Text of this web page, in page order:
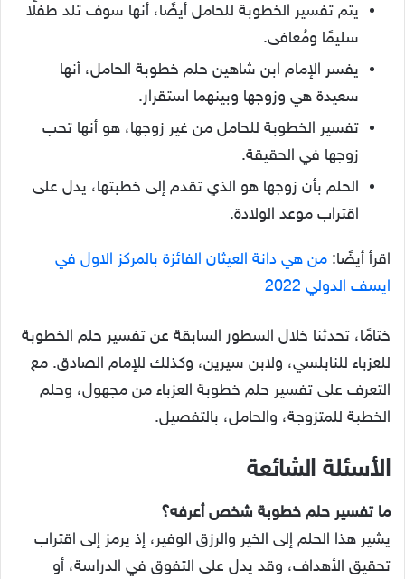
يتم تفسير الخطوبة للحامل أيضًا، أنها سوف تلد طفلًا
سليمًا ومُعافى.
يفسر الإمام ابن شاهين حلم خطوبة الحامل، أنها
سعيدة هي وزوجها وبينهما استقرار.
تفسير الخطوبة للحامل من غير زوجها، هو أنها تحب
زوجها في الحقيقة.
الحلم بأن زوجها هو الذي تقدم إلى خطبتها، يدل على
اقتراب موعد الولادة.
اقرأ أيضًا: من هي دانة العيثان الفائزة بالمركز الاول في
ايسف الدولي 2022
ختامًا، تحدثنا خلال السطور السابقة عن تفسير حلم الخطوبة
للعزباء للنابلسي، ولابن سيرين، وكذلك للإمام الصادق. مع
التعرف على تفسير حلم خطوبة العزباء من مجهول، وحلم
الخطبة للمتزوجة، والحامل، بالتفصيل.
الأسئلة الشائعة
ما تفسير حلم خطوبة شخص أعرفه؟
يشير هذا الحلم إلى الخير والرزق الوفير، إذ يرمز إلى اقتراب
تحقيق الأهداف، وقد يدل على التفوق في الدراسة، أو